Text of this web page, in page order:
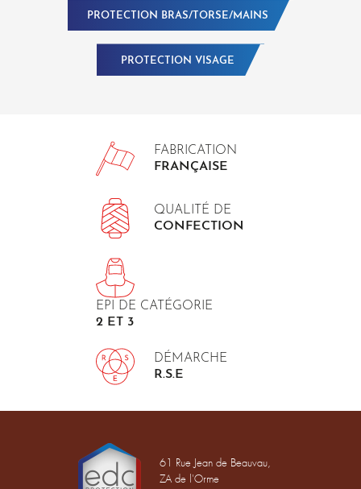
PROTECTION BRAS/TORSE/MAINS
PROTECTION VISAGE
FABRICATION
FRANÇAISE
QUALITÉ DE
CONFECTION
EPI DE CATÉGORIE
2 ET 3
DÉMARCHE
R.S.E
61 Rue Jean de Beauvau,
ZA de l'Orme